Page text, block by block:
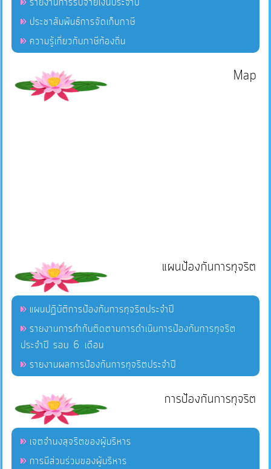
ประชาสัมพันธ์การจัดเก็บภาษี
ความรู้เกี่ยวกับภาษีท้องถิ่น
Map
แผนป้องกันการทุจริต
แผนปฏิบัติการป้องกันการทุจริตประจำปี
รายงานการกำกับติดตามการดำเนินการป้องกันการทุจริต
ประจำปี รอบ 6 เดือน
รายงานผลการป้องกันการทุจริตประจำปี
การป้องกันการทุจริต
เจตจำนงสุจริตของผู้บริหาร
การมีส่วนร่วมของผู้บริหาร